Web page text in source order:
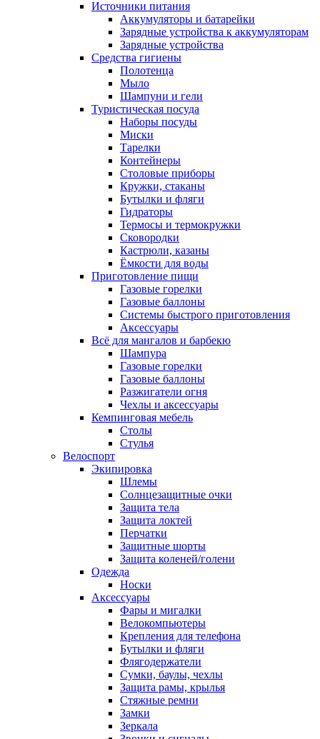
Источники питания
Аккумуляторы и батарейки
Зарядные устройства к аккумуляторам
Зарядные устройства
Средства гигиены
Полотенца
Мыло
Шампуни и гели
Туристическая посуда
Наборы посуды
Миски
Тарелки
Контейнеры
Столовые приборы
Кружки, стаканы
Бутылки и фляги
Гидраторы
Термосы и термокружки
Сковородки
Кастрюли, казаны
Ёмкости для воды
Приготовление пищи
Газовые горелки
Газовые баллоны
Системы быстрого приготовления
Аксессуары
Всё для мангалов и барбекю
Шампура
Газовые горелки
Газовые баллоны
Разжигатели огня
Чехлы и аксессуары
Кемпинговая мебель
Столы
Стулья
Велоспорт
Экипировка
Шлемы
Солнцезащитные очки
Защита тела
Защита локтей
Перчатки
Защитные шорты
Защита коленей/голени
Одежда
Носки
Аксессуары
Фары и мигалки
Велокомпьютеры
Крепления для телефона
Бутылки и фляги
Флягодержатели
Сумки, баулы, чехлы
Защита рамы, крылья
Стяжные ремни
Замки
Зеркала